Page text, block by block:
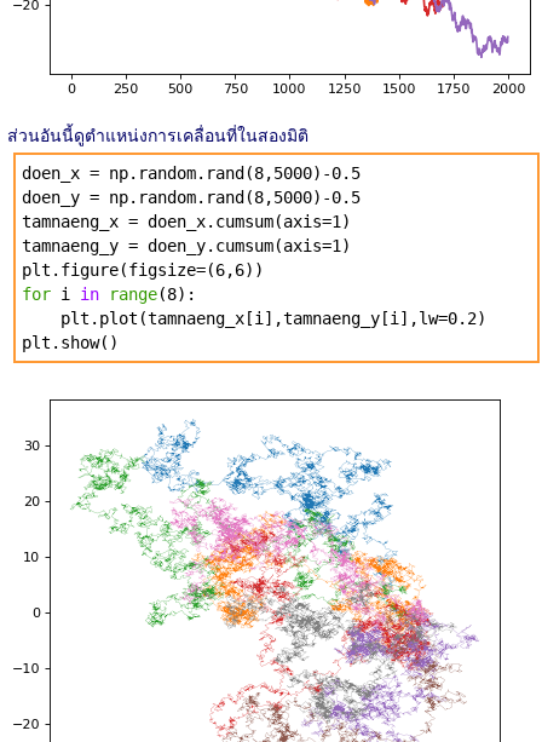
ส่วนอันนี้ดูตำแหน่งการเคลื่อนที่ในสองมิติ
doen_x = np.random.rand(8,5000)-0.5
doen_y = np.random.rand(8,5000)-0.5
tamnaeng_x = doen_x.cumsum(axis=1)
tamnaeng_y = doen_y.cumsum(axis=1)
plt.figure(figsize=(6,6))
for i in range(8):
plt.plot(tamnaeng_x[i],tamnaeng_y[i],lw=0.2)
plt.show()